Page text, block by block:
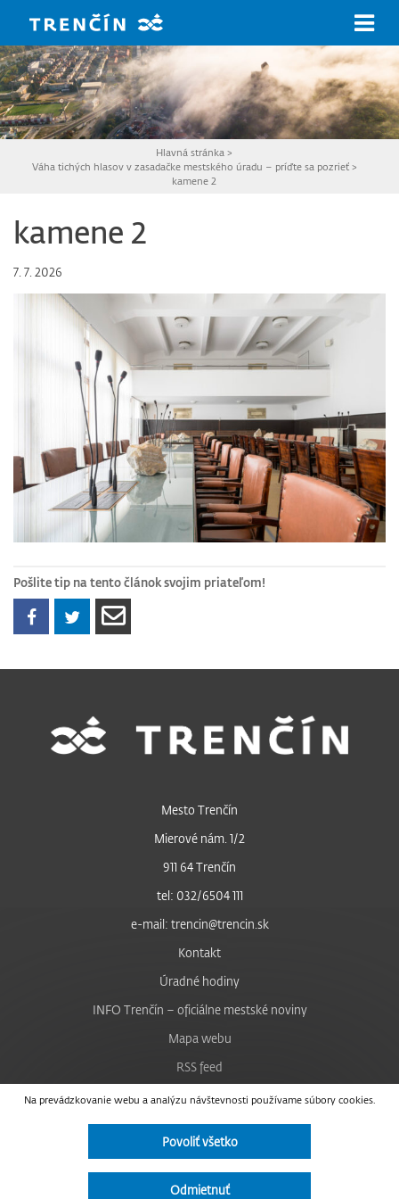
Hlavná stránka >
Váha tichých hlasov v zasadačke mestského úradu – príďte sa pozrieť>
kamene 2
kamene 2
7. 7. 2026
Pošlite tip na tento článok svojim priateľom!
Na prevádzkovanie webu a analýzu návštevnosti používame súbory cookies.
Povoliť všetko
Odmietnuť
Mesto Trenčín
Mierové nám. 1/2
911 64 Trenčín
tel: 032/6504 111
e-mail: trencin@trencin.sk
Kontakt
Úradné hodiny
INFO Trenčín – oficiálne mestské noviny
Mapa webu
RSS feed
Nastavenie cookies
Facebook
Instagram